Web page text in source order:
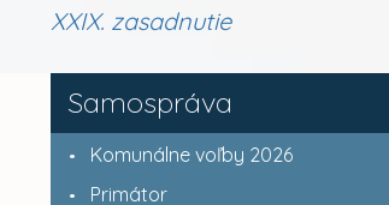
XXIX. zasadnutie
Samospráva
Komunálne voľby 2026
Primátor